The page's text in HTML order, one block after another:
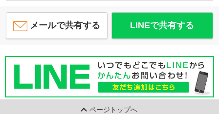
メールで共有する LINEで共有する
ページトップへ